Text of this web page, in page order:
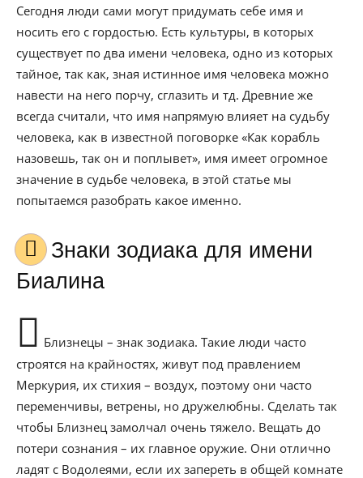
Сегодня люди сами могут придумать себе имя и
носить его с гордостью. Есть культуры, в которых
существует по два имени человека, одно из которых
тайное, так как, зная истинное имя человека можно
навести на него порчу, сглазить и тд. Древние же
всегда считали, что имя напрямую влияет на судьбу
человека, как в известной поговорке «Как корабль
назовешь, так он и поплывет», имя имеет огромное
значение в судьбе человека, в этой статье мы
попытаемся разобрать какое именно.
Знаки зодиака для имени
Биалина
Близнецы – знак зодиака. Такие люди часто
строятся на крайностях, живут под правлением
Меркурия, их стихия – воздух, поэтому они часто
переменчивы, ветрены, но дружелюбны. Сделать так
чтобы Близнец замолчал очень тяжело. Вещать до
потери сознания – их главное оружие. Они отлично
ладят с Водолеями, если их запереть в общей комнате